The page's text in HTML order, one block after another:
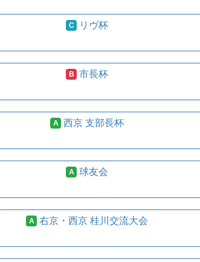
C リヴ杯
B 市長杯
A 西京 支部長杯
A 球友会
A 右京・西京 桂川交流大会